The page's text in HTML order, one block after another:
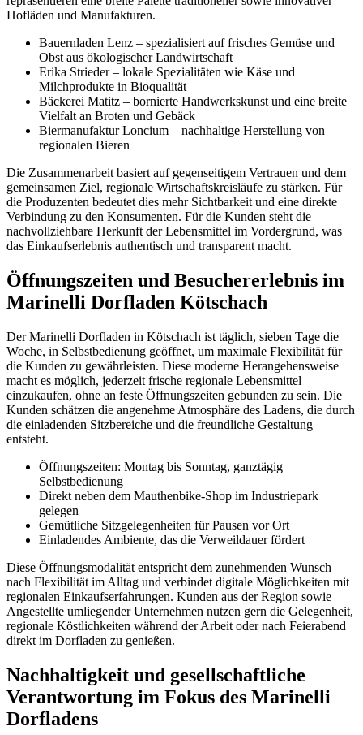
Hofläden und Manufakturen.
Bauernladen Lenz – spezialisiert auf frisches Gemüse und
Obst aus ökologischer Landwirtschaft
Erika Strieder – lokale Spezialitäten wie Käse und
Milchprodukte in Bioqualität
Bäckerei Matitz – bornierte Handwerkskunst und eine breite
Vielfalt an Broten und Gebäck
Biermanufaktur Loncium – nachhaltige Herstellung von
regionalen Bieren
Die Zusammenarbeit basiert auf gegenseitigem Vertrauen und dem
gemeinsamen Ziel, regionale Wirtschaftskreisläufe zu stärken. Für
die Produzenten bedeutet dies mehr Sichtbarkeit und eine direkte
Verbindung zu den Konsumenten. Für die Kunden steht die
nachvollziehbare Herkunft der Lebensmittel im Vordergrund, was
das Einkaufserlebnis authentisch und transparent macht.
Öffnungszeiten und Besuchererlebnis im
Marinelli Dorfladen Kötschach
Der Marinelli Dorfladen in Kötschach ist täglich, sieben Tage die
Woche, in Selbstbedienung geöffnet, um maximale Flexibilität für
die Kunden zu gewährleisten. Diese moderne Herangehensweise
macht es möglich, jederzeit frische regionale Lebensmittel
einzukaufen, ohne an feste Öffnungszeiten gebunden zu sein. Die
Kunden schätzen die angenehme Atmosphäre des Ladens, die durch
die einladenden Sitzbereiche und die freundliche Gestaltung
entsteht.
Öffnungszeiten: Montag bis Sonntag, ganztägig
Selbstbedienung
Direkt neben dem Mauthenbike-Shop im Industriepark
gelegen
Gemütliche Sitzgelegenheiten für Pausen vor Ort
Einladendes Ambiente, das die Verweildauer fördert
Diese Öffnungsmodalität entspricht dem zunehmenden Wunsch
nach Flexibilität im Alltag und verbindet digitale Möglichkeiten mit
regionalen Einkaufserfahrungen. Kunden aus der Region sowie
Angestellte umliegender Unternehmen nutzen gern die Gelegenheit,
regionale Köstlichkeiten während der Arbeit oder nach Feierabend
direkt im Dorfladen zu genießen.
Nachhaltigkeit und gesellschaftliche
Verantwortung im Fokus des Marinelli
Dorfladens